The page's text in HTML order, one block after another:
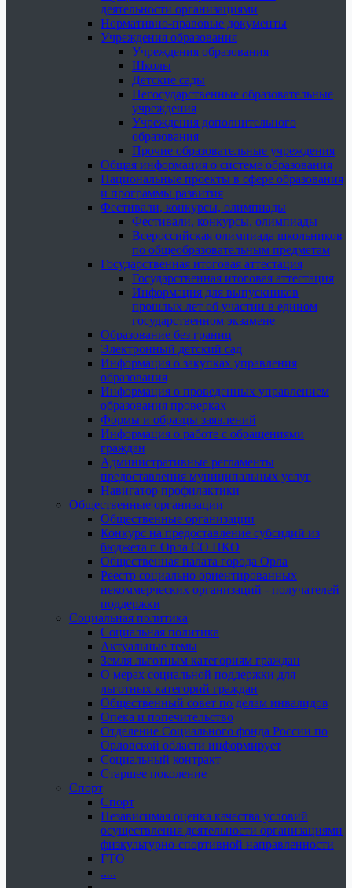
деятельности организациями
Нормативно-правовые документы
Учреждения образования
Учреждения образования
Школы
Детские сады
Негосударственные образовательные
учреждения
Учреждения дополнительного
образования
Прочие образовательные учреждения
Общая информация о системе образования
Национальные проекты в сфере образования
и программы развития
Фестивали, конкурсы, олимпиады
Фестивали, конкурсы, олимпиады
Всероссийская олимпиада школьников
по общеобразовательным предметам
Государственная итоговая аттестация
Государственная итоговая аттестация
Информация для выпускников
прошлых лет об участии в едином
государственном экзамене
Образование без границ
Электронный детский сад
Информация о закупках управления
образования
Информация о проведенных управлением
образования проверках
Формы и образцы заявлений
Информация о работе с обращениями
граждан
Административные регламенты
предоставления муниципальных услуг
Навигатор профилактики
Общественные организации
Общественные организации
Конкурс на предоставление субсидий из
бюджета г. Орла СО НКО
Общественная палата города Орла
Реестр социально ориентированных
некоммерческих организаций - получателей
поддержки
Социальная политика
Социальная политика
Актуальные темы
Земля льготным категориям граждан
О мерах социальной поддержки для
льготных категорий граждан
Общественный совет по делам инвалидов
Опека и попечительство
Отделение Социального фонда России по
Орловской области информирует
Социальный контракт
Старшее поколение
Спорт
Спорт
Независимая оценка качества условий
осуществления деятельности организациями
физкультурно-спортивной направленности
ГТО
.....